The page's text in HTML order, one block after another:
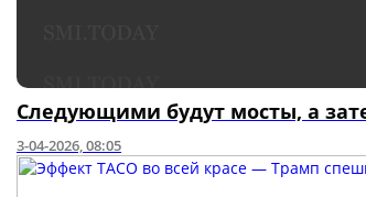
Следующими будут мосты, а
3-04-2026, 08:05